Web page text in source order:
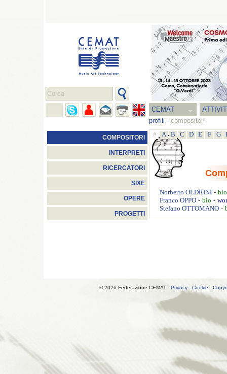
CEMAT
profili - compositori
COMPOSITORI
INTERPRETI
RICERCATORI
SIXE
OPERE
PROGETTI
# A B C D E F G
Norberto OLDRINI - bio
Franco OPPO - bio -
Stefano OTTOMANO -
© 2026 Federazione CEMAT - Privacy- Cookie -